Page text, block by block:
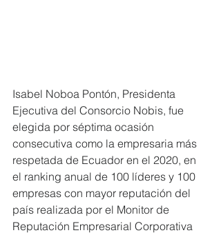
Isabel Noboa Pontón, Presidenta
Ejecutiva del Consorcio Nobis, fue
elegida por séptima ocasión
consecutiva como la empresaria más
respetada de Ecuador en el 2020, en
el ranking anual de 100 líderes y 100
empresas con mayor reputación del
país realizada por el Monitor de
Reputación Empresarial Corporativa